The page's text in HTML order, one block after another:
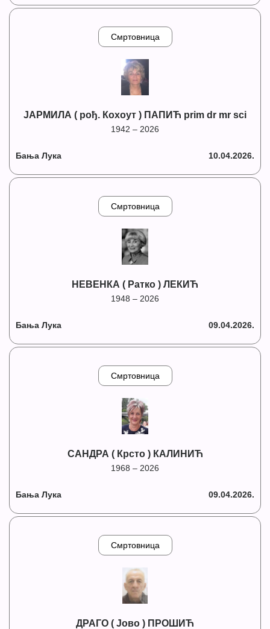
Смртовница
ЈАРМИЛА ( рођ. Кохоут ) ПАПИЋ prim dr mr sci
1942 – 2026
Бања Лука 10.04.2026.
Смртовница
НЕВЕНКА ( Ратко ) ЛЕКИЋ
1948 – 2026
Бања Лука 09.04.2026.
Смртовница
САНДРА ( Крсто ) КАЛИНИЋ
1968 – 2026
Бања Лука 09.04.2026.
Смртовница
ДРАГО ( Јово ) ПРОШИЋ